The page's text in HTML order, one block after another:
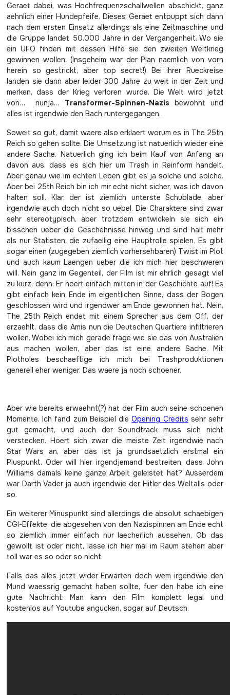
Geraet dabei, was Hochfrequenzschallwellen abschickt, ganz
aehnlich einer Hundepfeife. Dieses Geraet entpuppt sich dann
nach dem ersten Einsatz allerdings als eine Zeitmaschine und
die Gruppe landet 50.000 Jahre in der Vergangenheit. Wo sie
ein UFO finden mit dessen Hilfe sie den zweiten Weltkrieg
gewinnen wollen. (Insgeheim war der Plan naemlich von vorn
herein so gestrickt, aber top secret!) Bei ihrer Rueckreise
landen sie dann aber leider 300 Jahre zu weit in der Zeit und
merken, dass der Krieg verloren wurde. Die Welt wird jetzt
von… nunja… Transformer-Spinnen-Nazis bewohnt und
alles ist irgendwie den Bach runtergegangen…
Soweit so gut, damit waere also erklaert worum es in The 25th
Reich so gehen sollte. Die Umsetzung ist natuerlich wieder eine
andere Sache. Natuerlich ging ich beim Kauf von Anfang an
davon aus, dass es sich hier um Trash in Reinform handelt.
Aber genau wie im echten Leben gibt es ja solche und solche.
Aber bei 25th Reich bin ich mir echt nicht sicher, was ich davon
halten soll. Klar, der ist ziemlich unterste Schublade, aber
irgendwie auch doch nicht so uebel. Die Charaktere sind zwar
sehr stereotypisch, aber trotzdem entwickeln sie sich ein
bisschen ueber die Geschehnisse hinweg und sind halt mehr
als nur Statisten, die zufaellig eine Hauptrolle spielen. Es gibt
sogar einen (zugegeben ziemlich vorhersehbaren) Twist im Plot
und auch kaum Laengen ueber die ich mich hier beschweren
will. Nein ganz im Gegenteil, der Film ist mir ehrlich gesagt viel
zu kurz, denn: Er hoert einfach mitten in der Geschichte auf! Es
gibt einfach kein Ende im eigentlichen Sinne, dass der Bogen
geschlossen wird und irgendwer am Ende gewonnen hat. Nein,
The 25th Reich endet mit einem Sprecher aus dem Off, der
erzaehlt, dass die Amis nun die Deutschen Quartiere infiltrieren
wollen. Wobei ich mich gerade frage wie sie das von Australien
aus machen wollen, aber das ist eine andere Sache. Mit
Plotholes beschaeftige ich mich bei Trashproduktionen
generell eher weniger. Das waere ja noch schoener.
Aber wie bereits erwaehnt(?) hat der Film auch seine schoenen
Momente. Ich fand zum Beispiel dieOpening Credits sehr sehr
gut gemacht, und auch der Soundtrack muss sich nicht
verstecken. Hoert sich zwar die meiste Zeit irgendwie nach
Star Wars an, aber das ist ja grundsaetzlich erstmal ein
Pluspunkt. Oder will hier irgendjemand bestreiten, dass John
Williams damals keine ganze Arbeit geleistet hat? Ausserdem
war Darth Vader ja auch irgendwie der Hitler des Weltalls oder
so.
Ein weiterer Minuspunkt sind allerdings die absolut schaebigen
CGI-Effekte, die abgesehen von den Nazispinnen am Ende echt
so ziemlich immer einfach nur laecherlich aussehen. Ob das
gewollt ist oder nicht, lasse ich hier mal im Raum stehen aber
toll war es so oder so nicht.
Falls das alles jetzt wider Erwarten doch wem irgendwie den
Mund waessrig gemacht haben sollte, fuer den habe ich eine
gute Nachricht: Man kann den Film komplett legal und
kostenlos auf Youtube angucken, sogar auf Deutsch.